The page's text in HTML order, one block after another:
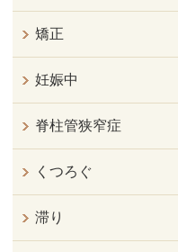
矯正
妊娠中
脊柱管狭窄症
くつろぐ
滞り